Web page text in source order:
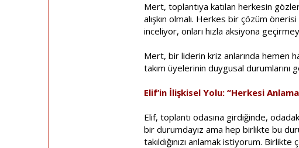
Mert, toplantıya katılan herkesin
alışkın olmalı. Herkes bir çözüm
inceliyor, onları hızla aksiyona
Mert, bir liderin kriz anlarında hemen
takım üyelerinin duygusal durumlarını
Elif’in İlişkisel Yolu: “Herkesi
Elif, toplantı odasına girdiğinde,
bir durumdayız ama hep birlikte bu
takıldığınızı anlamak istiyorum.